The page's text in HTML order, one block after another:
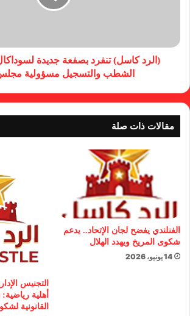
(الرد كاسل) تنفرد بصفعة جديدة
الشطب والتسجيل مسؤولية
مقالات ذات صلة
الفنلندي يفضح لجان الإتحاد.. يدعم
شكوى المريخ ويهدد الهلال
14 يونيو، 2026
التجنيس
أهلية
القانونية